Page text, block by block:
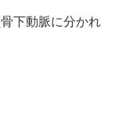
下動脈に分かれ